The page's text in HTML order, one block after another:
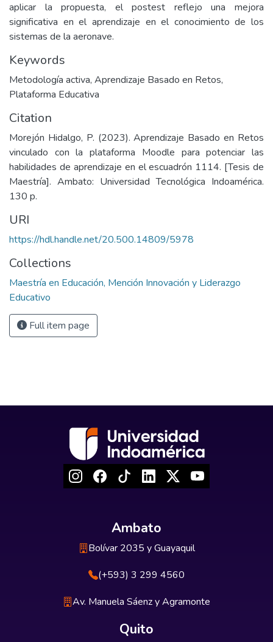
aplicar la propuesta, el postest reflejo una mejora
significativa en el aprendizaje en el conocimiento de los
sistemas de la aeronave.
Keywords
Metodología activa, Aprendizaje Basado en Retos,
Plataforma Educativa
Citation
Morejón Hidalgo, P. (2023). Aprendizaje Basado en Retos
vinculado con la plataforma Moodle para potenciar las
habilidades de aprendizaje en el escuadrón 1114. [Tesis de
Maestría]. Ambato: Universidad Tecnológica Indoamérica.
130 p.
URI
https://hdl.handle.net/20.500.14809/5978
Collections
Maestría en Educación, Mención Innovación y Liderazgo
Educativo
Full item page
Ambato
Bolívar 2035 y Guayaquil
(+593) 3 299 4560
Av. Manuela Sáenz y Agramonte
Quito